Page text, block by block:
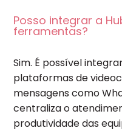
Posso integrar a
ferramentas?
Sim. É possível
plataformas de
mensagens como
centraliza o
produtividade das